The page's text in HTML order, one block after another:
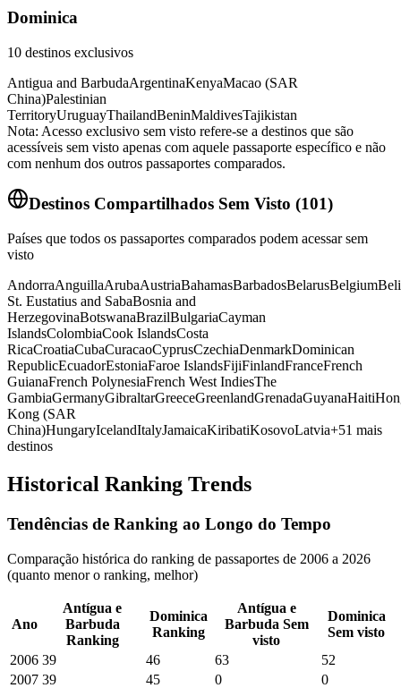
Dominica
10 destinos exclusivos
Antigua and BarbudaArgentinaKenyaMacao (SAR
China)Palestinian
TerritoryUruguayThailandBeninMaldivesTajikistan
Nota: Acesso exclusivo sem visto refere-se a destinos que são
acessíveis sem visto apenas com aquele passaporte específico e não
com nenhum dos outros passaportes comparados.
Destinos Compartilhados Sem Visto (101)
Países que todos os passaportes comparados podem acessar sem
visto
AndorraAnguillaArubaAustriaBahamasBarbadosBelarusBelgium
St. Eustatius and SabaBosnia and
HerzegovinaBotswanaBrazilBulgariaCayman
IslandsColombiaCook IslandsCosta
RicaCroatiaCubaCuracaoCyprusCzechiaDenmarkDominican
RepublicEcuadorEstoniaFaroe IslandsFijiFinlandFranceFrench
GuianaFrench PolynesiaFrench West IndiesThe
GambiaGermanyGibraltarGreeceGreenlandGrenadaGuyanaHaiti
Kong (SAR
China)HungaryIcelandItalyJamaicaKiribatiKosovoLatvia+51 mais
destinos
Historical Ranking Trends
Tendências de Ranking ao Longo do Tempo
Comparação histórica do ranking de passaportes de 2006 a 2026
(quanto menor o ranking, melhor)
Ano
Antígua e
Barbuda
Ranking
Dominica
Ranking
Antígua e
Barbuda Sem
visto
Dominica
Sem visto
2006 39 46 63
52
2007 39 45 0
0